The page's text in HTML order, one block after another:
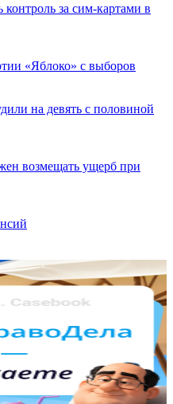
за сим-картами в
«Яблоко» с выборов
на девять с половиной
возмещать ущерб при